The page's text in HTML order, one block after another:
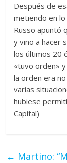
Después de
metiendo en
Russo apuntó
y vino a hacer
los últimos 20
«tuvo orden»
la orden era
varias
hubiese
Capital)
← Martino: